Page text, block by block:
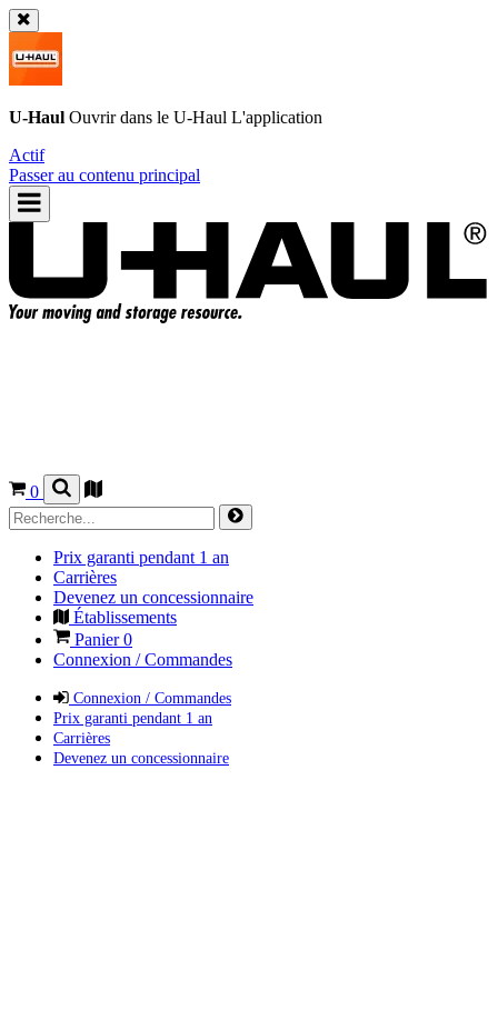
U-Haul Ouvrir dans le U-Haul L'application
Actif
Passer au contenu principal
0
Prix garanti pendant 1 an
Carrières
Devenez un concessionnaire
Établissements
Panier0
Connexion / Commandes
Connexion / Commandes
Prix garanti pendant 1 an
Carrières
Devenez un concessionnaire